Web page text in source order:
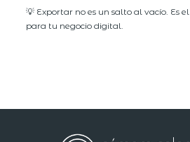
💡 Exportar no es un salto al vacío. Es
para tu negocio digital.